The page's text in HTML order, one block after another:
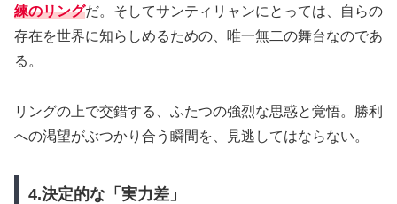
練のリングだ。そしてサンティリャンにとっては、自らの
存在を世界に知らしめるための、唯一無二の舞台なのであ
る。
リングの上で交錯する、ふたつの強烈な思惑と覚悟。勝利
への渇望がぶつかり合う瞬間を、見逃してはならない。
4.決定的な「実力差」